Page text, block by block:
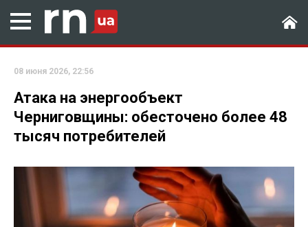
08 июня 2026, 22:56
Атака на энергообъект
Черниговщины: обесточено более 48
тысяч потребителей